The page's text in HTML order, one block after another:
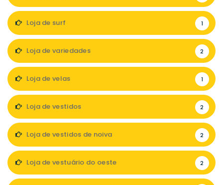
Loja de surf 1
Loja de variedades 2
Loja de velas 1
Loja de vestidos 2
Loja de vestidos de noiva 2
Loja de vestuário do oeste 2